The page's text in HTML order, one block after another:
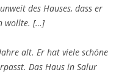
des Hauses, dass er
wollte. […]
alt. Er hat viele schöne
Das Haus in Salur